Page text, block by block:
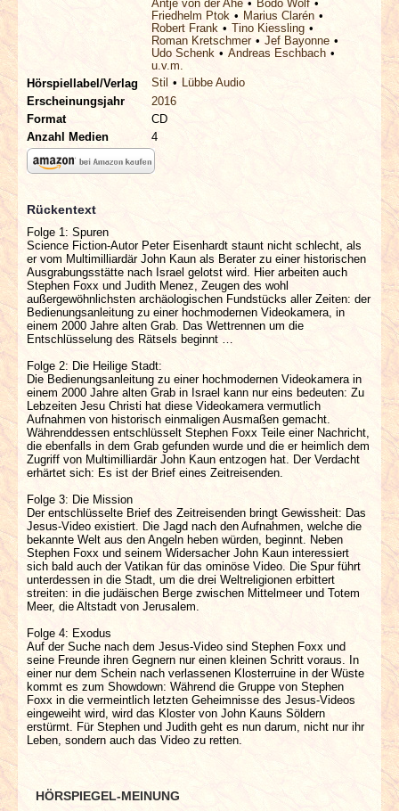
Antje von der Ahe
Bodo Wolf
Friedhelm Ptok
Marius Clarén
Robert Frank
Tino Kiessling
Roman Kretschmer
Jef Bayonne
Udo Schenk
Andreas Eschbach
u.v.m.
Hörspiellabel/Verlag
Stil
Lübbe Audio
Erscheinungsjahr
2016
Format
CD
Anzahl Medien
4
Rückentext
Folge 1: Spuren
Science Fiction-Autor Peter Eisenhardt staunt nicht schlecht, als
er vom Multimilliardär John Kaun als Berater zu einer historischen
Ausgrabungsstätte nach Israel gelotst wird. Hier arbeiten auch
Stephen Foxx und Judith Menez, Zeugen des wohl
außergewöhnlichsten archäologischen Fundstücks aller Zeiten: der
Bedienungsanleitung zu einer hochmodernen Videokamera, in
einem 2000 Jahre alten Grab. Das Wettrennen um die
Entschlüsselung des Rätsels beginnt …
Folge 2: Die Heilige Stadt:
Die Bedienungsanleitung zu einer hochmodernen Videokamera in
einem 2000 Jahre alten Grab in Israel kann nur eins bedeuten: Zu
Lebzeiten Jesu Christi hat diese Videokamera vermutlich
Aufnahmen von historisch einmaligen Ausmaßen gemacht.
Währenddessen entschlüsselt Stephen Foxx Teile einer Nachricht,
die ebenfalls in dem Grab gefunden wurde und die er heimlich dem
Zugriff von Multimilliardär John Kaun entzogen hat. Der Verdacht
erhärtet sich: Es ist der Brief eines Zeitreisenden.
Folge 3: Die Mission
Der entschlüsselte Brief des Zeitreisenden bringt Gewissheit: Das
Jesus-Video existiert. Die Jagd nach den Aufnahmen, welche die
bekannte Welt aus den Angeln heben würden, beginnt. Neben
Stephen Foxx und seinem Widersacher John Kaun interessiert
sich bald auch der Vatikan für das ominöse Video. Die Spur führt
unterdessen in die Stadt, um die drei Weltreligionen erbittert
streiten: in die judäischen Berge zwischen Mittelmeer und Totem
Meer, die Altstadt von Jerusalem.
Folge 4: Exodus
Auf der Suche nach dem Jesus-Video sind Stephen Foxx und
seine Freunde ihren Gegnern nur einen kleinen Schritt voraus. In
einer nur dem Schein nach verlassenen Klosterruine in der Wüste
kommt es zum Showdown: Während die Gruppe von Stephen
Foxx in die vermeintlich letzten Geheimnisse des Jesus-Videos
eingeweiht wird, wird das Kloster von John Kauns Söldern
erstürmt. Für Stephen und Judith geht es nun darum, nicht nur ihr
Leben, sondern auch das Video zu retten.
HÖRSPIEGEL-MEINUNG